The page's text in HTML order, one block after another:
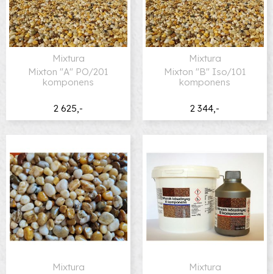
2 625,-
Mixtura
Mixton "A" PO/201
komponens
2 344,-
Mixtura
Mixton "B" Iso/101
komponens
Mixtura
Mixtura